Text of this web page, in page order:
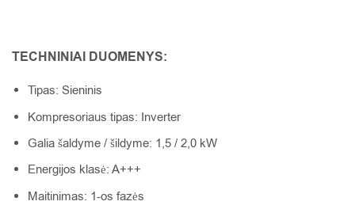
TECHNINIAI DUOMENYS:
Tipas: Sieninis
Kompresoriaus tipas: Inverter
Galia šaldyme / šildyme: 1,5 / 2,0 kW
Energijos klasė: A+++
Maitinimas: 1-os fazės